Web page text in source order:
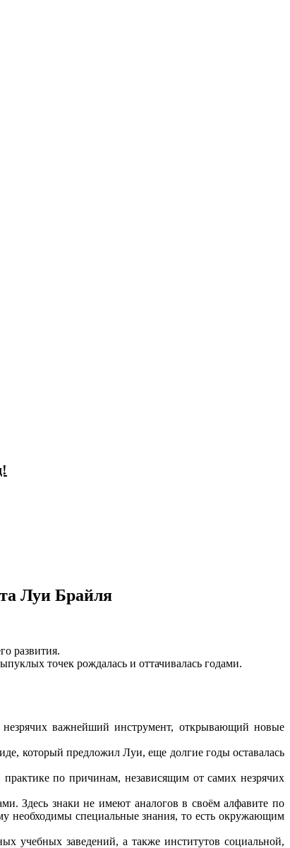
Луи Брайля
развития.
точек рождалась и оттачивалась годами.
важнейший инструмент, открывающий новые
который предложил Луи, еще долгие годы оставалась
по причинам, независящим от самих незрячих
Здесь знаки не имеют аналогов в своём алфавите по
необходимы специальные знания, то есть окружающим
учебных заведений, а также институтов социальной,